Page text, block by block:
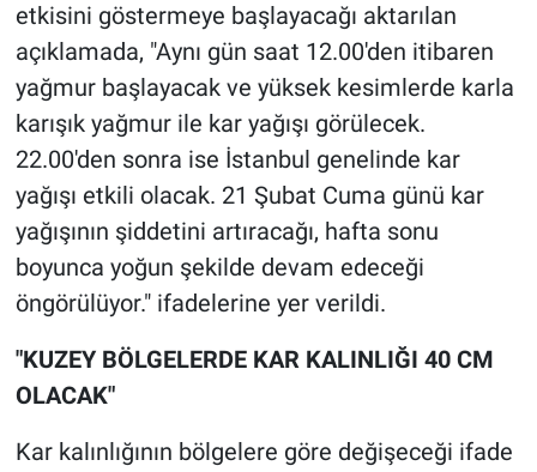
etkisini göstermeye başlayacağı aktarılan
açıklamada, "Aynı gün saat 12.00'den itibaren
yağmur başlayacak ve yüksek kesimlerde karla
karışık yağmur ile kar yağışı görülecek.
22.00'den sonra ise İstanbul genelinde kar
yağışı etkili olacak. 21 Şubat Cuma günü kar
yağışının şiddetini artıracağı, hafta sonu
boyunca yoğun şekilde devam edeceği
öngörülüyor." ifadelerine yer verildi.
"KUZEY BÖLGELERDE KAR KALINLIĞI 40 CM
OLACAK"
Kar kalınlığının bölgelere göre değişeceği ifade
Sağlık
Spor
Teknoloji
Türkiye'nin Geleceği
Türkiye'nin Gündemi
Yerel Yaşam
Canlı Yayın